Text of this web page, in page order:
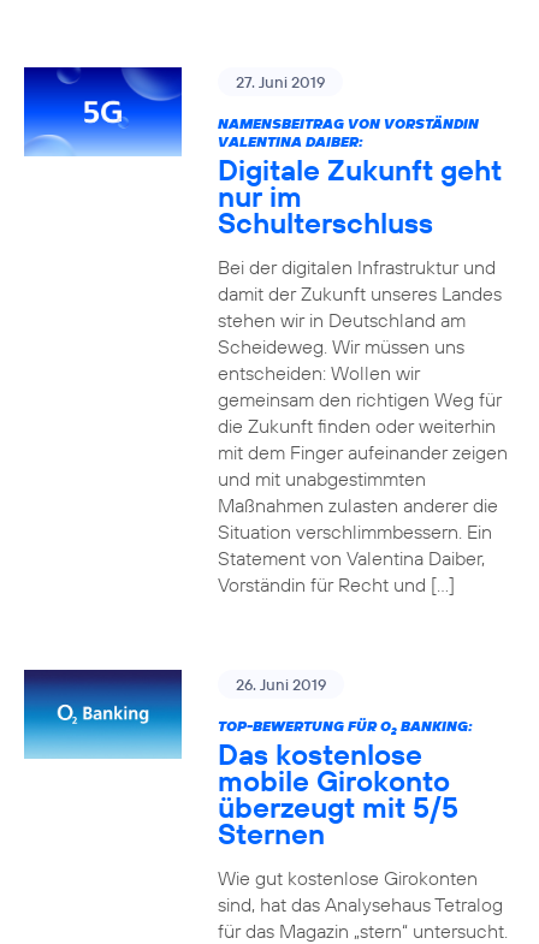
27. Juni 2019
NAMENSBEITRAG VON VORSTÄNDIN
VALENTINA DAIBER:
Digitale Zukunft geht
nur im
Schulterschluss
Bei der digitalen Infrastruktur und
damit der Zukunft unseres Landes
stehen wir in Deutschland am
Scheideweg. Wir müssen uns
entscheiden: Wollen wir
gemeinsam den richtigen Weg für
die Zukunft finden oder weiterhin
mit dem Finger aufeinander zeigen
und mit unabgestimmten
Maßnahmen zulasten anderer die
Situation verschlimmbessern. Ein
Statement von Valentina Daiber,
Vorständin für Recht und […]
26. Juni 2019
TOP-BEWERTUNG FÜR O2BANKING:
Das kostenlose
mobile Girokonto
überzeugt mit 5/5
Sternen
Wie gut kostenlose Girokonten
sind, hat das Analysehaus Tetralog
für das Magazin „stern“ untersucht.